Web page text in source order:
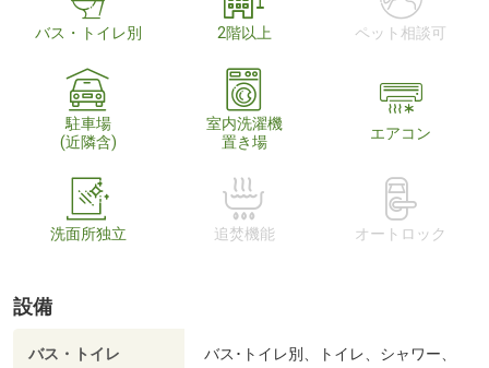
バス・トイレ別 2階以上 ペット相談可
駐車場
(近隣含)
室内洗濯機
置き場
エアコン
洗面所独立 追焚機能 オートロック
設備
バス・トイレ
バス･トイレ別、トイレ、シャワー、